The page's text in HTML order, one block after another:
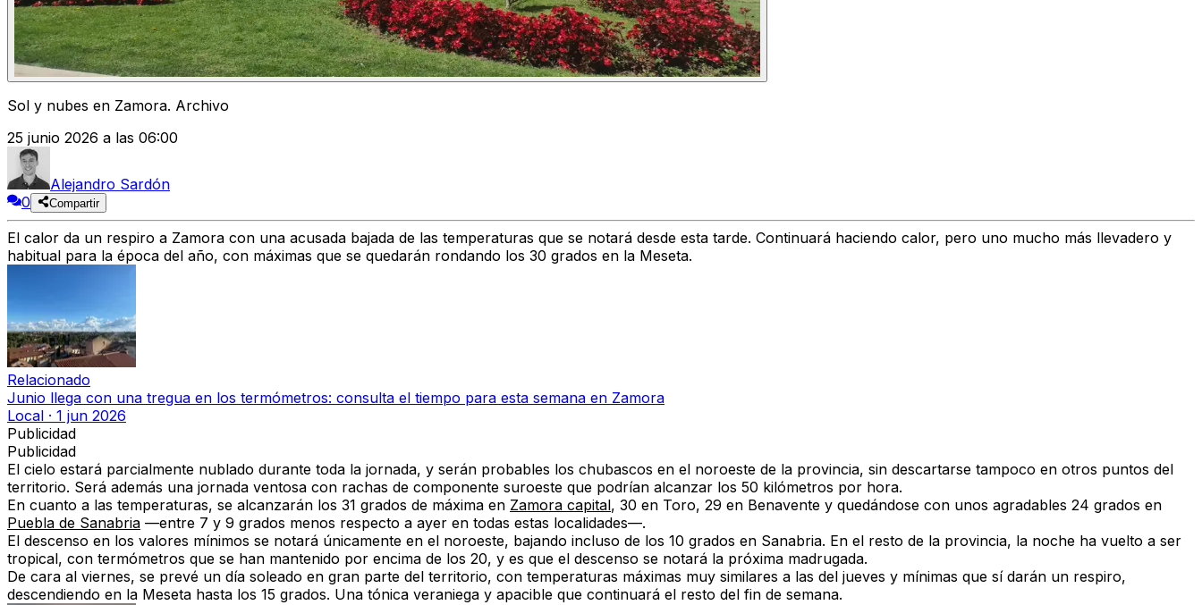
Sol y nubes en Zamora. Archivo
25 junio 2026 a las 06:00
Alejandro Sardón
0
Compartir
El calor da un respiro a Zamora con una acusada bajada de las temperaturas que se notará desde esta tarde. Continuará haciendo calor, pero uno mucho más llevadero y
habitual para la época del año, con máximas que se quedarán rondando los 30 grados en la Meseta.
Relacionado
Junio llega con una tregua en los termómetros: consulta el tiempo para esta semana en Zamora
Local · 1 jun 2026
Publicidad
Publicidad
El cielo estará parcialmente nublado durante toda la jornada, y serán probables los chubascos en el noroeste de la provincia, sin descartarse tampoco en otros puntos del
territorio. Será además una jornada ventosa con rachas de componente suroeste que podrían alcanzar los 50 kilómetros por hora.
En cuanto a las temperaturas, se alcanzarán los 31 grados de máxima en Zamora capital, 30 en Toro, 29 en Benavente y quedándose con unos agradables 24 grados en
Puebla de Sanabria —entre 7 y 9 grados menos respecto a ayer en todas estas localidades—.
El descenso en los valores mínimos se notará únicamente en el noroeste, bajando incluso de los 10 grados en Sanabria. En el resto de la provincia, la noche ha vuelto a ser
tropical, con termómetros que se han mantenido por encima de los 20, y es que el descenso se notará la próxima madrugada.
De cara al viernes, se prevé un día soleado en gran parte del territorio, con temperaturas máximas muy similares a las del jueves y mínimas que sí darán un respiro,
descendiendo en la Meseta hasta los 15 grados. Una tónica veraniega y apacible que continuará el resto del fin de semana.